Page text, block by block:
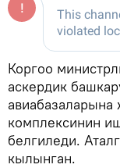
Коргоо
аскердик
комплексинин
белгиледи.
кылынган.